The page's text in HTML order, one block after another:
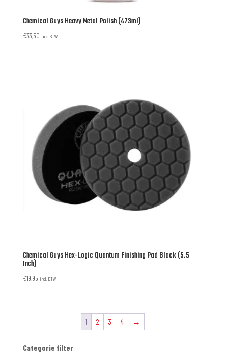
Chemical Guys Heavy Metal Polish (473ml)
€33,50 incl. BTW
Chemical Guys Hex-Logic Quantum Finishing Pad Black (5.5
Inch)
€19,95 incl. BTW
1 2 3 4 →
Categorie filter